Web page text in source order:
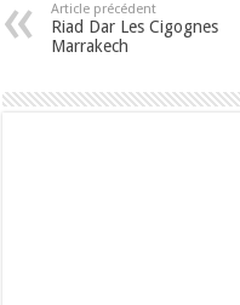
Article précédent
Riad Dar Les Cigognes
Marrakech